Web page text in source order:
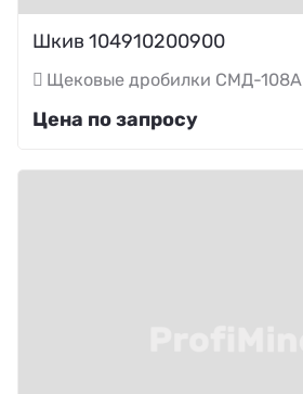
Шкив 104910200900
Щековые дробилки СМД-108А
Цена по запросу